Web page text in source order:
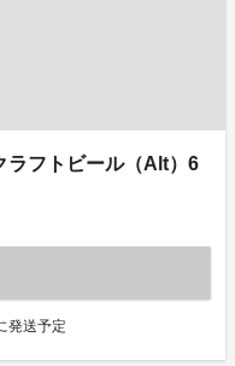
ラフトビール（Alt）6
発送予定